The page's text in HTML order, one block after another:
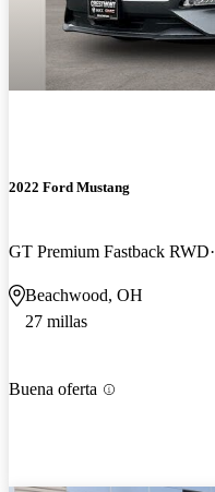
2022 Ford Mustang
GT Premium Fastback RWD
Beachwood, OH
27 millas
Buena oferta